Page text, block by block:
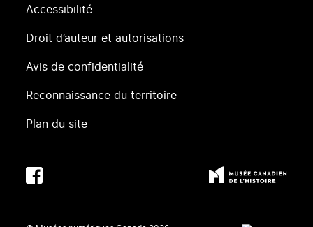
Accessibilité
Droit d’auteur et autorisations
Avis de confidentialité
Reconnaissance du territoire
Plan du site